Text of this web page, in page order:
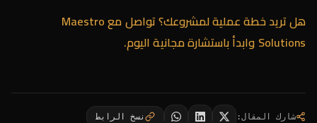
هل تريد خطة عملية لمشروعك؟
تواصل مع Maestro
Solutions وابدأ باستشارة مجانية اليوم.
شارك المقال: نسخ الرابط